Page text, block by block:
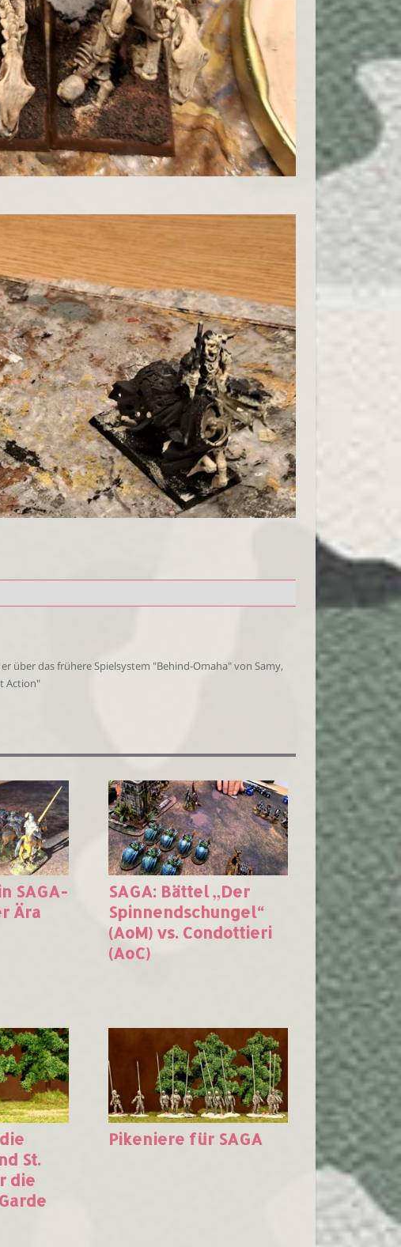
über das frühere Spielsystem "Behind-Omaha" von Samy,
Action"
SAGA-
Ära
SAGA: Bättel „Der
Spinnendschungel“
(AoM) vs. Condottieri
(AoC)
St.
die
Pikeniere für SAGA